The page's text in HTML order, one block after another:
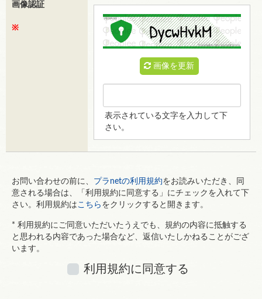
画像認証
※
画像を更新
表示されている文字を入力して下
さい。
お問い合わせの前に、 プラnetの利用規約をお読みいただき、同
意される場合は、「利用規約に同意する」にチェックを入れて下
さい。利用規約はこちら をクリックすると開きます。
* 利用規約にご同意いただいたうえでも、規約の内容に抵触する
と思われる内容であった場合など、返信いたしかねることがござ
います。
利用規約に同意する